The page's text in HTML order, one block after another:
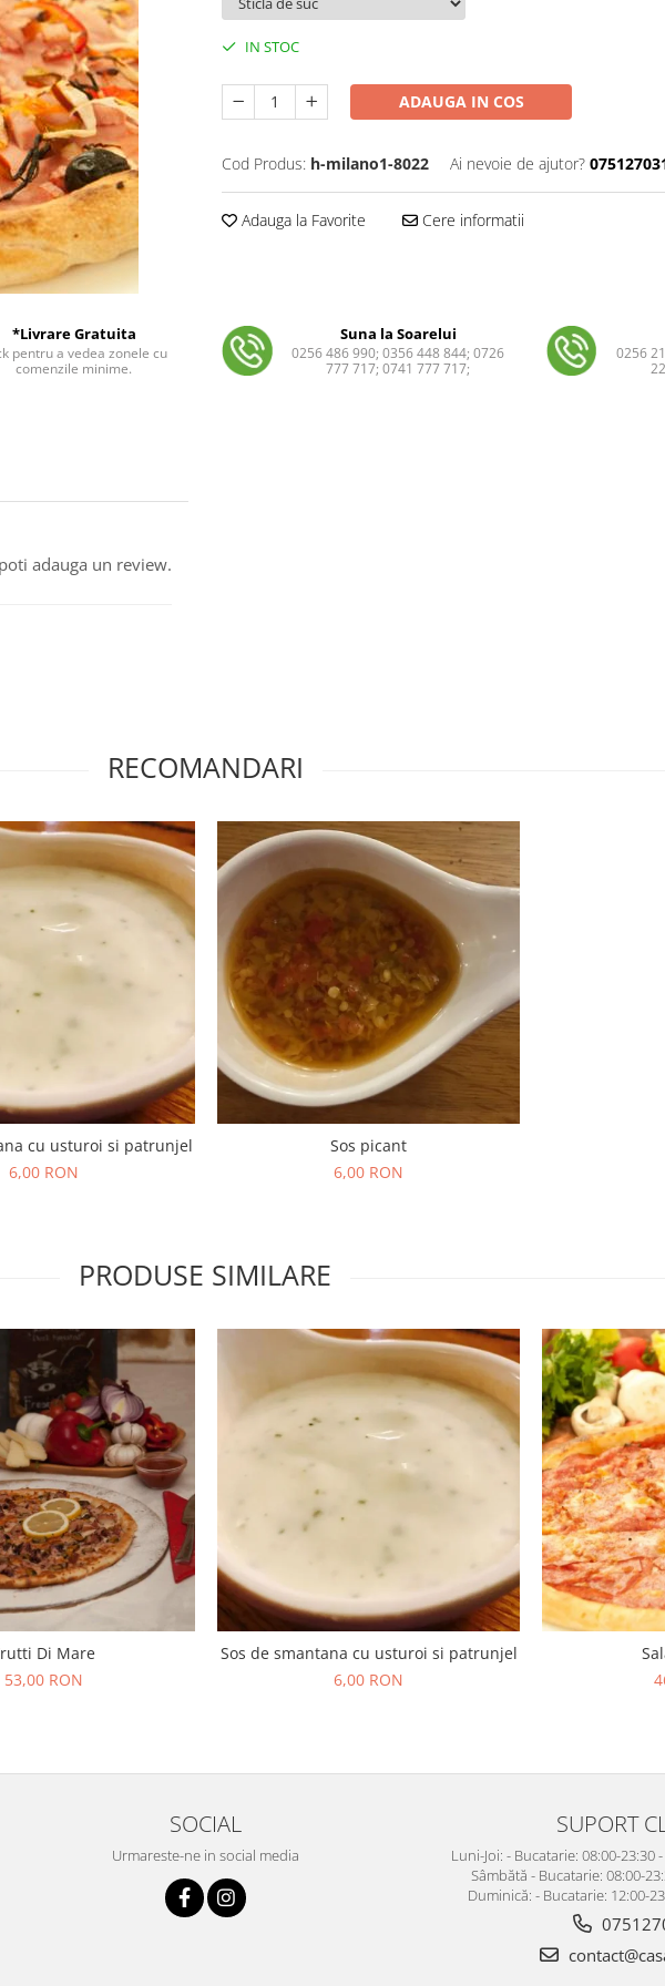
IN STOC
ADAUGA IN COS
Cod Produs: h-milano1-8022 Ai nevoie de ajutor?
Adauga la Favorite Cere informatii
*Livrare Gratuita
pentru a vedea zonele cu
comenzile minime.
Suna la Soarelui
0256 486 990; 0356 448 844; 0726
777 717; 0741 777 717;
0256
adauga un review.
RECOMANDARI
cu usturoi si patrunjel
6,00 RON
Sos picant
6,00 RON
PRODUSE SIMILARE
Di Mare
53,00 RON
Sos de smantana cu usturoi si patrunjel
6,00 RON
SOCIAL
Urmareste-ne in social media
SUPORT
Luni-Joi: - Bucatarie: 08:00-23:30
Sâmbătă - Bucatarie: 08:00-
Duminică: - Bucatarie: 12:00-